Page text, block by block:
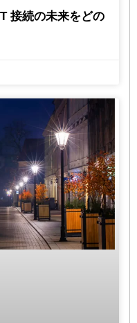
接続の未来をどの